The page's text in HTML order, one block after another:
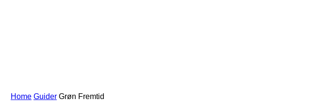
Home Guider Grøn Fremtid